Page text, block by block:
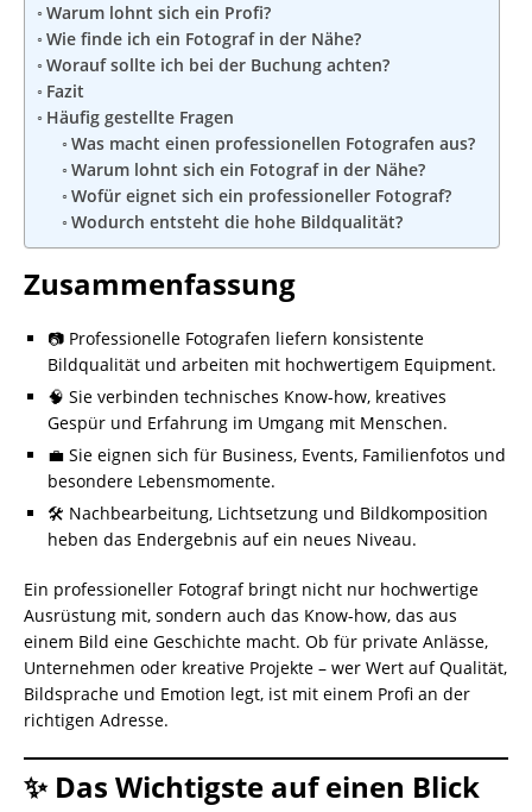
Warum lohnt sich ein Profi?
Wie finde ich ein Fotograf in der Nähe?
Worauf sollte ich bei der Buchung achten?
Fazit
Häufig gestellte Fragen
Was macht einen professionellen Fotografen aus?
Warum lohnt sich ein Fotograf in der Nähe?
Wofür eignet sich ein professioneller Fotograf?
Wodurch entsteht die hohe Bildqualität?
Zusammenfassung
📷 Professionelle Fotografen liefern konsistente
Bildqualität und arbeiten mit hochwertigem Equipment.
🧠 Sie verbinden technisches Know-how, kreatives
Gespür und Erfahrung im Umgang mit Menschen.
💼 Sie eignen sich für Business, Events, Familienfotos und
besondere Lebensmomente.
🛠️ Nachbearbeitung, Lichtsetzung und Bildkomposition
heben das Endergebnis auf ein neues Niveau.
Ein professioneller Fotograf bringt nicht nur hochwertige
Ausrüstung mit, sondern auch das Know-how, das aus
einem Bild eine Geschichte macht. Ob für private Anlässe,
Unternehmen oder kreative Projekte – wer Wert auf Qualität,
Bildsprache und Emotion legt, ist mit einem Profi an der
richtigen Adresse.
✨ Das Wichtigste auf einen Blick